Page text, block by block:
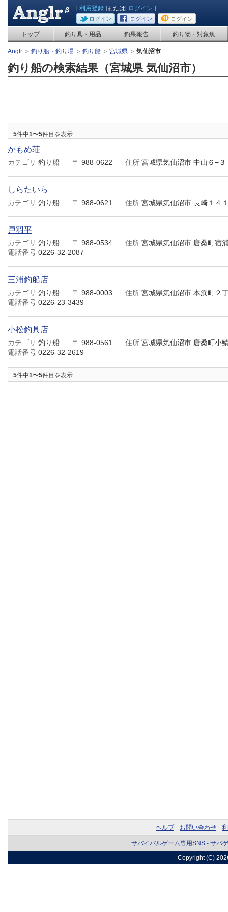
[利用登録 ]または[ ログイン ]
ログイン ログイン ログイン
トップ 釣り具・用品 釣果報告 釣り物・対象魚
Anglr 釣り船・釣り場 釣り船 宮城県 気仙沼市
釣り船の検索結果（宮城県 気仙沼市）
5件中1〜5件目を表示
かもめ荘
カテゴリ 釣り船 〒 988-0622 住所 宮城県気仙沼市 中山６−３
しらたいら
カテゴリ 釣り船 〒 988-0621 住所 宮城県気仙沼市 長崎１４
戸羽平
カテゴリ 釣り船 〒 988-0534 住所 宮城県気仙沼市 唐桑町宿
電話番号 0226-32-2087
三浦釣船店
カテゴリ 釣り船 〒 988-0003 住所 宮城県気仙沼市 本浜町２
電話番号 0226-23-3439
小松釣具店
カテゴリ 釣り船 〒 988-0561 住所 宮城県気仙沼市 唐桑町小
電話番号 0226-32-2619
5件中1〜5件目を表示
ヘルプ お問い合わせ
サバイバルゲーム専用SNS - サバ
Copyright (C)